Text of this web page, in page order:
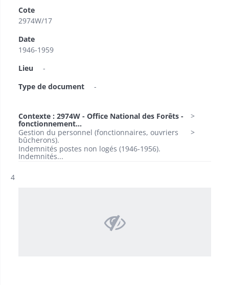
Cote
2974W/17
Date
1946-1959
Lieu
-
Type de document
-
Contexte : 2974W - Office National des Forêts -
fonctionnement...
Gestion du personnel (fonctionnaires, ouvriers
bûcherons).
Indemnités postes non logés (1946-1956).
Indemnités...
Résultat n°
4